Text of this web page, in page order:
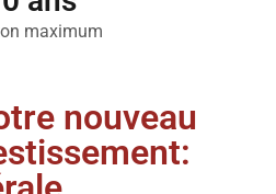
maximum​
nouveau